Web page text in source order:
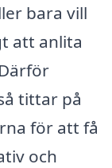
bara vill
att anlita
tittar på
för att få
och